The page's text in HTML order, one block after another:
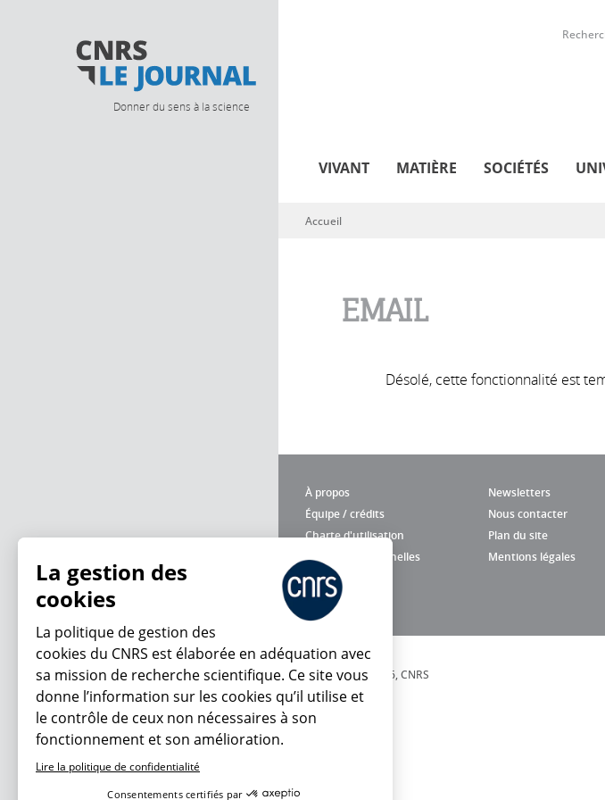
Donner du sens à la science
VIVANT MATIÈRE SOCIÉTÉS
Vous êtes ici
Accueil
EMAIL
Désolé, cette fonctionnalité est
À propos
Newsletters
Équipe / crédits
Nous contacter
Charte d'utilisation
Plan du site
Données personnelles
Mentions légales
© 2026, CNRS
La gestion des
cookies
La politique de gestion des
cookies du CNRS est élaborée en adéquation avec
sa mission de recherche scientifique. Ce site vous
donne l’information sur les cookies qu’il utilise et
le contrôle de ceux non nécessaires à son
fonctionnement et son amélioration.
Lire la politique de confidentialité
Consentements certifiés par